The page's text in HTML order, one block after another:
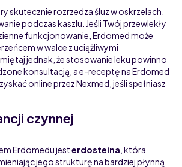
skutecznie rozrzedza śluz w oskrzelach,
podczas kaszlu. Jeśli Twój przewlekły
funkcjonowanie, Erdomed może
w walce z uciążliwymi
jednak, że stosowanie leku powinno
konsultacją, a e-receptę na Erdomed
online przez Nexmed, jeśli spełniasz
czynnej
Erdomedu jesterdosteina , która
jego strukturę na bardziej płynną.